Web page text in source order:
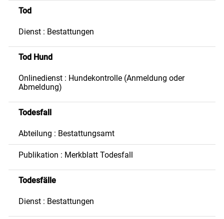
Tod
Dienst : Bestattungen
Tod Hund
Onlinedienst : Hundekontrolle (Anmeldung oder
Abmeldung)
Todesfall
Abteilung : Bestattungsamt
Publikation : Merkblatt Todesfall
Todesfälle
Dienst : Bestattungen